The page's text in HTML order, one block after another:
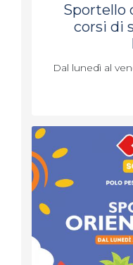
Sportello
corsi di
Dal lunedì al